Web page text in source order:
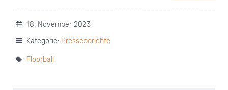
18. November 2023
Kategorie: Presseberichte
Floorball